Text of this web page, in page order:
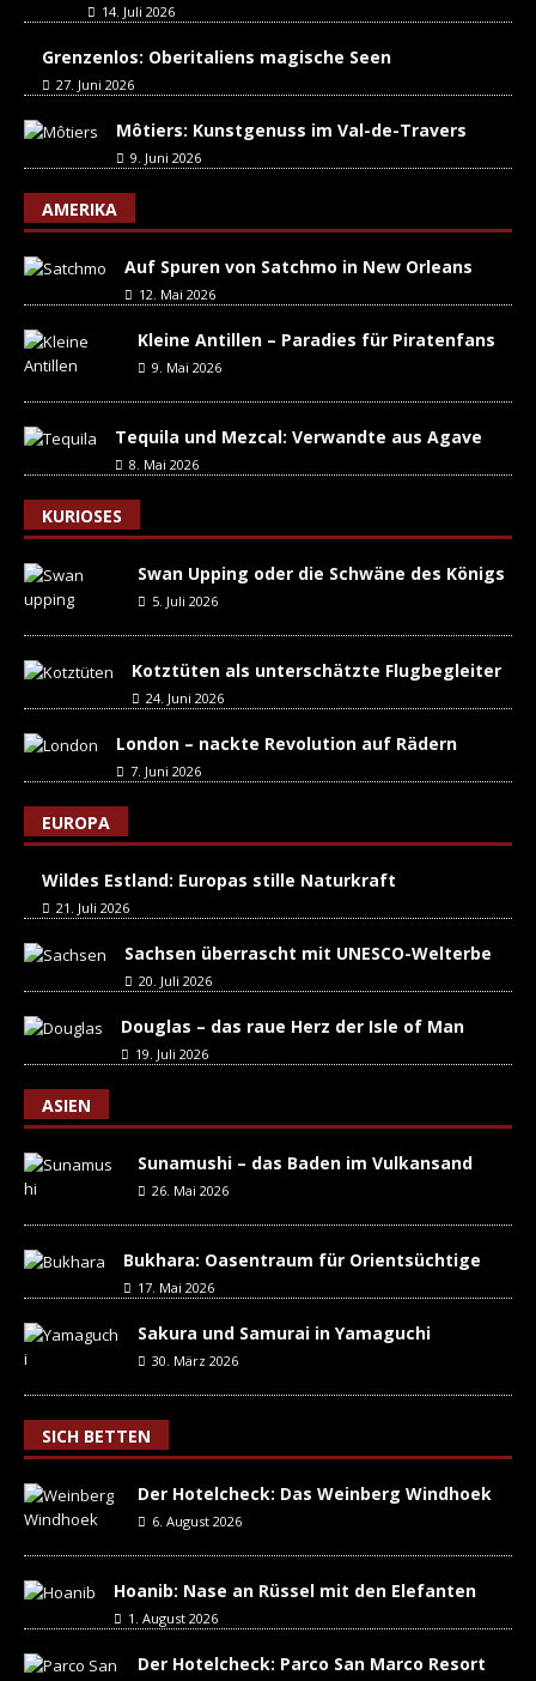
14. Juli 2026
Grenzenlos: Oberitaliens magische Seen
27. Juni 2026
Môtiers: Kunstgenuss im Val-de-Travers
9. Juni 2026
AMERIKA
Auf Spuren von Satchmo in New Orleans
12. Mai 2026
Kleine Antillen – Paradies für Piratenfans
9. Mai 2026
Tequila und Mezcal: Verwandte aus Agave
8. Mai 2026
KURIOSES
Swan Upping oder die Schwäne des Königs
5. Juli 2026
Kotztüten als unterschätzte Flugbegleiter
24. Juni 2026
London – nackte Revolution auf Rädern
7. Juni 2026
EUROPA
Wildes Estland: Europas stille Naturkraft
21. Juli 2026
Sachsen überrascht mit UNESCO-Welterbe
20. Juli 2026
Douglas – das raue Herz der Isle of Man
19. Juli 2026
ASIEN
Sunamushi – das Baden im Vulkansand
26. Mai 2026
Bukhara: Oasentraum für Orientsüchtige
17. Mai 2026
Sakura und Samurai in Yamaguchi
30. März 2026
SICH BETTEN
Der Hotelcheck: Das Weinberg Windhoek
6. August 2026
Hoanib: Nase an Rüssel mit den Elefanten
1. August 2026
Der Hotelcheck: Parco San Marco Resort